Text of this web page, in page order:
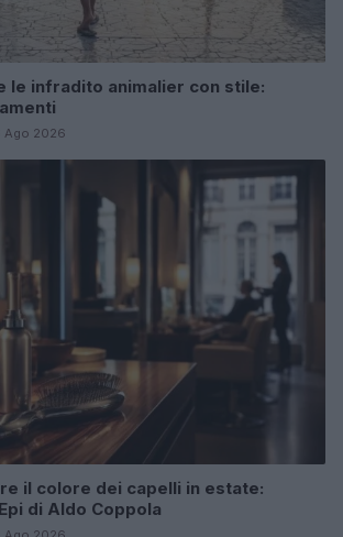
le infradito animalier con stile:
Ago 2026
il colore dei capelli in estate:
di Aldo Coppola